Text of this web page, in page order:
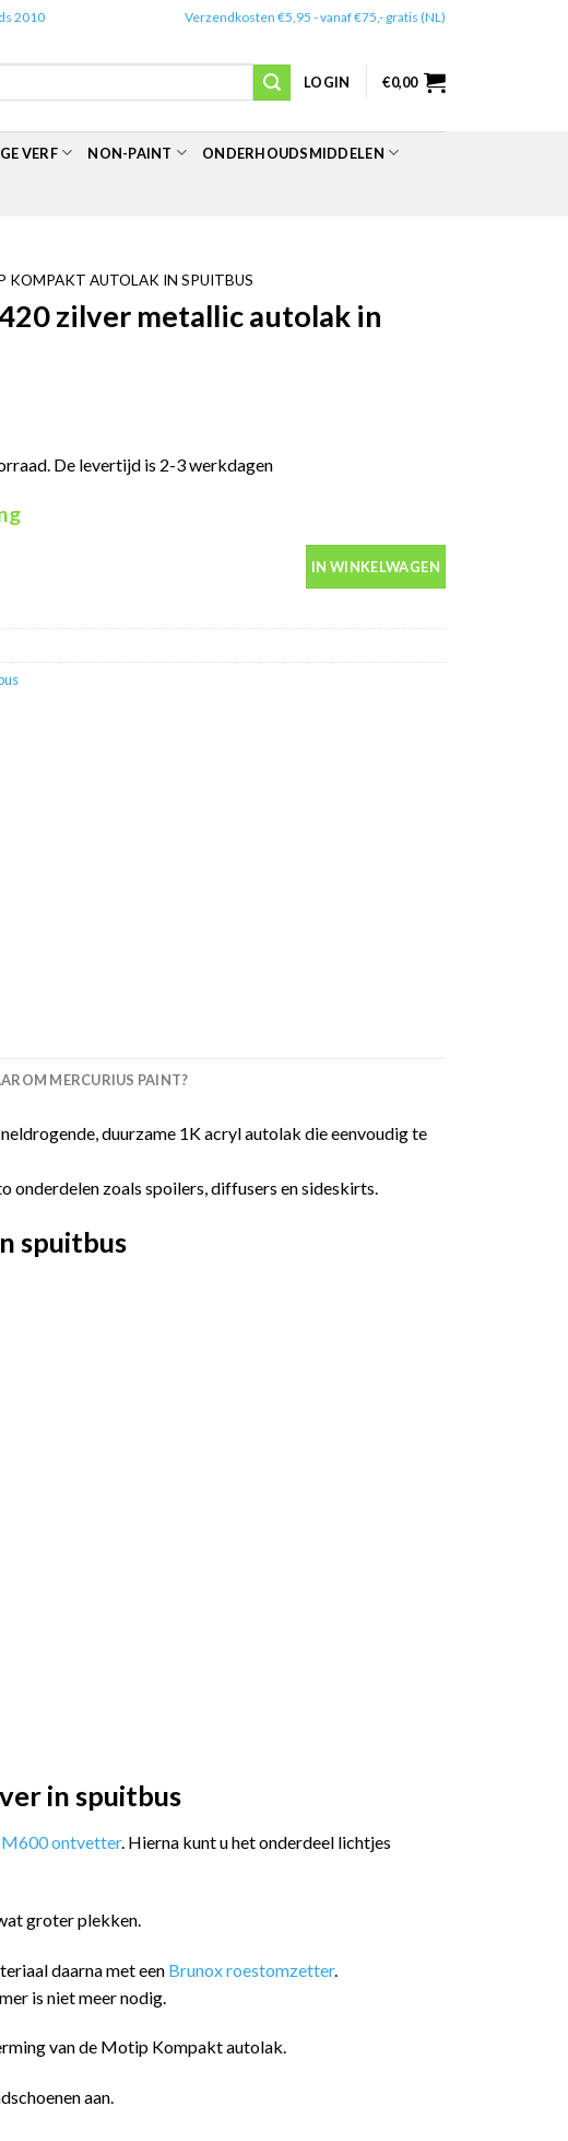
2010 Verzendkosten €5,95 - vanaf €75,- gratis (NL)
LOGIN €0,00
VERF NON-PAINT ONDERHOUDSMIDDELEN
KOMPAKT AUTOLAK IN SPUITBUS
zilver metallic autolak in
De levertijd is 2-3 werkdagen
IN WINKELWAGEN
MERCURIUS PAINT?
duurzame 1K acryl autolak die eenvoudig te
zoals spoilers, diffusers en sideskirts.
spuitbus
in spuitbus
ontvetter. Hierna kunt u het onderdeel lichtjes
groter plekken.
daarna met een Brunox roestomzetter.
is niet meer nodig.
van de Motip Kompakt autolak.
aan.